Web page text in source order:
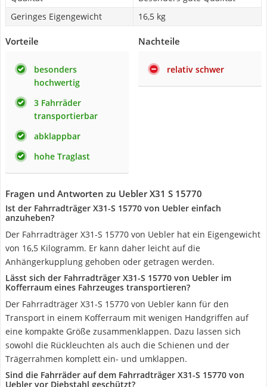
Geringes Eigengewicht
16,5 kg
Vorteile
besonders
hochwertig
3 Fahrräder
transportierbar
abklappbar
hohe Traglast
Nachteile
relativ schwer
Fragen und Antworten zu Uebler X31 S 15770
Ist der Fahrradträger X31-S 15770 von Uebler einfach
anzuheben?
Der Fahrradträger X31-S 15770 von Uebler hat ein Eigengewicht
von 16,5 Kilogramm. Er kann daher leicht auf die
Anhängerkupplung gehoben oder getragen werden.
Lässt sich der Fahrradträger X31-S 15770 von Uebler im
Kofferraum eines Fahrzeuges transportieren?
Der Fahrradträger X31-S 15770 von Uebler kann für den
Transport in einem Kofferraum mit wenigen Handgriffen auf
eine kompakte Größe zusammenklappen. Dazu lassen sich
sowohl die Rückleuchten als auch die Schienen und der
Trägerrahmen komplett ein- und umklappen.
Sind die Fahrräder auf dem Fahrradträger X31-S 15770 von
Uebler vor Diebstahl geschützt?